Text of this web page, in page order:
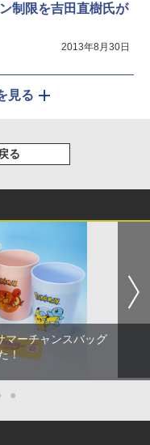
制限を吉田直樹氏が
2013年8月30日
見る
る
マーチャンスバッグ
！
●